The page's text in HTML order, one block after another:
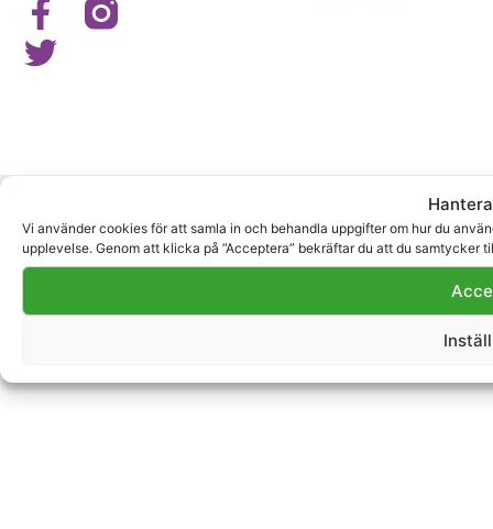
Vi använder cookies för att samla in och behandla uppgifter om hur du
upplevelse. Genom att klicka på ”Acceptera” bekräftar du att du samtycker